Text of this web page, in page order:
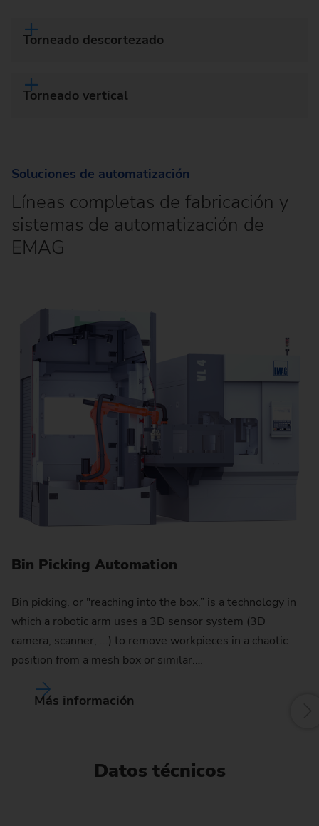
Torneado descortezado
Torneado vertical
Soluciones de automatización
Líneas completas de fabricación y
sistemas de automatización de
EMAG
Bin Picking Automation
Bin picking, or "reaching into the box,” is a technology in
which a robotic arm uses a 3D sensor system (3D
camera, scanner, ...) to remove workpieces in a chaotic
position from a mesh box or similar.…
Más información
Datos técnicos